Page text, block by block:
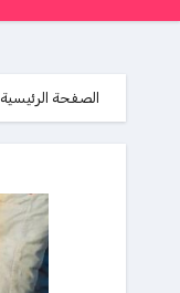
الصفحة الرئيسية